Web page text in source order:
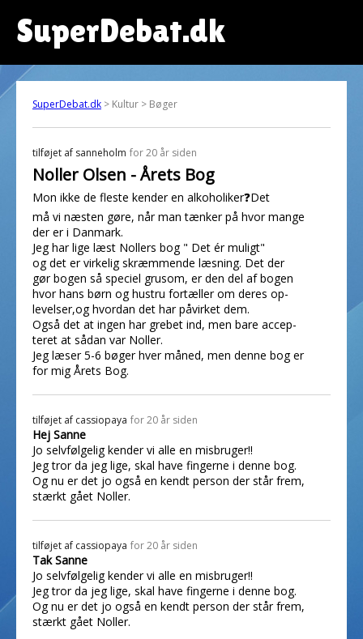
SuperDebat.dk
SuperDebat.dk > Kultur > Bøger
tilføjet af sanneholm for 20 år siden
Noller Olsen - Årets Bog
Mon ikke de fleste kender en alkoholiker❓Det
må vi næsten gøre, når man tænker på hvor mange
der er i Danmark.
Jeg har lige læst Nollers bog " Det ér muligt"
og det er virkelig skræmmende læsning. Det der
gør bogen så speciel grusom, er den del af bogen
hvor hans børn og hustru fortæller om deres op-
levelser,og hvordan det har påvirket dem.
Også det at ingen har grebet ind, men bare accep-
teret at sådan var Noller.
Jeg læser 5-6 bøger hver måned, men denne bog er
for mig Årets Bog.
tilføjet af cassiopaya for 20 år siden
Hej Sanne
Jo selvfølgelig kender vi alle en misbruger!!
Jeg tror da jeg lige, skal have fingerne i denne bog.
Og nu er det jo også en kendt person der står frem,
stærkt gået Noller.
tilføjet af cassiopaya for 20 år siden
Tak Sanne
Jo selvfølgelig kender vi alle en misbruger!!
Jeg tror da jeg lige, skal have fingerne i denne bog.
Og nu er det jo også en kendt person der står frem,
stærkt gået Noller.